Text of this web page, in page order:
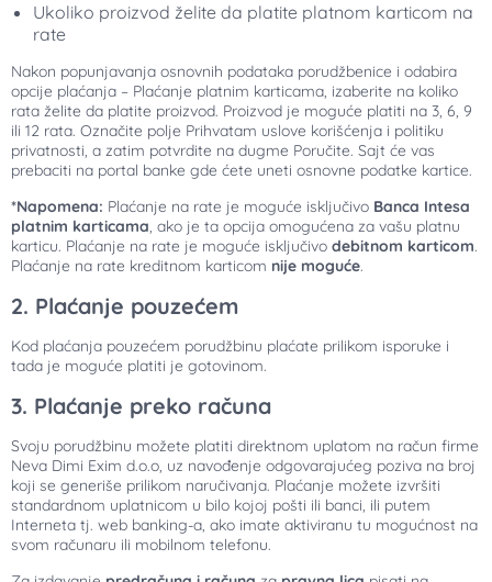
Ukoliko proizvod želite da platite platnom karticom na
rate
Nakon popunjavanja osnovnih podataka porudžbenice i odabira
opcije plaćanja – Plaćanje platnim karticama, izaberite na koliko
rata želite da platite proizvod. Proizvod je moguće platiti na 3, 6, 9
ili 12 rata. Označite polje Prihvatam uslove korišćenja i politiku
privatnosti, a zatim potvrdite na dugme Poručite. Sajt će vas
prebaciti na portal banke gde ćete uneti osnovne podatke kartice.
*Napomena: Plaćanje na rate je moguće isključivo Banca Intesa
platnim karticama, ako je ta opcija omogućena za vašu platnu
karticu. Plaćanje na rate je moguće isključivo debitnom karticom.
Plaćanje na rate kreditnom karticom nije moguće.
2. Plaćanje pouzećem
Kod plaćanja pouzećem porudžbinu plaćate prilikom isporuke i
tada je moguće platiti je gotovinom.
3. Plaćanje preko računa
Svoju porudžbinu možete platiti direktnom uplatom na račun firme
Neva Dimi Exim d.o.o, uz navođenje odgovarajućeg poziva na broj
koji se generiše prilikom naručivanja. Plaćanje možete izvršiti
standardnom uplatnicom u bilo kojoj pošti ili banci, ili putem
Interneta tj. web banking-a, ako imate aktiviranu tu mogućnost na
svom računaru ili mobilnom telefonu.